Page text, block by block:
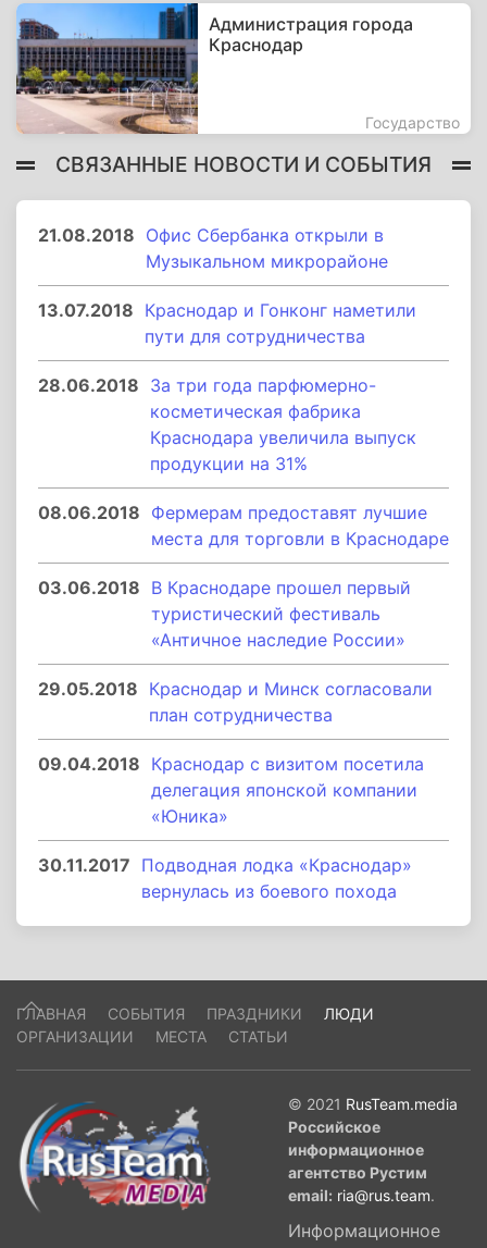
Администрация города
Краснодар
Государство
СВЯЗАННЫЕ НОВОСТИ И СОБЫТИЯ
21.08.2018 Офис Сбербанка открыли в
Музыкальном микрорайоне
13.07.2018 Краснодар и Гонконг наметили
пути для сотрудничества
28.06.2018 За три года парфюмерно-
косметическая фабрика
Краснодара увеличила выпуск
продукции на 31%
08.06.2018 Фермерам предоставят лучшие
места для торговли в Краснодаре
03.06.2018 В Краснодаре прошел первый
туристический фестиваль
«Античное наследие России»
29.05.2018 Краснодар и Минск согласовали
план сотрудничества
09.04.2018 Краснодар с визитом посетила
делегация японской компании
«Юника»
30.11.2017 Подводная лодка «Краснодар»
вернулась из боевого похода
ГЛАВНАЯ СОБЫТИЯ ПРАЗДНИКИ
ЛЮДИ
ОРГАНИЗАЦИИ
МЕСТА СТАТЬИ
© 2021 RusTeam.media
Российское
информационное
агентство Рустим
email: ria@rus.team.
Информационное